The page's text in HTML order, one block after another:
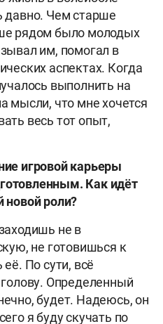
давно. Чем старше
рядом было молодых
им, помогал в
аспектах. Когда
выполнить на
мысли, что мне хочется
весь тот опыт,
игровой карьеры
Как идёт
новой роли?
не в
не готовишься к
По сути, всё
Определенный
будет. Надеюсь, он
я буду скучать по